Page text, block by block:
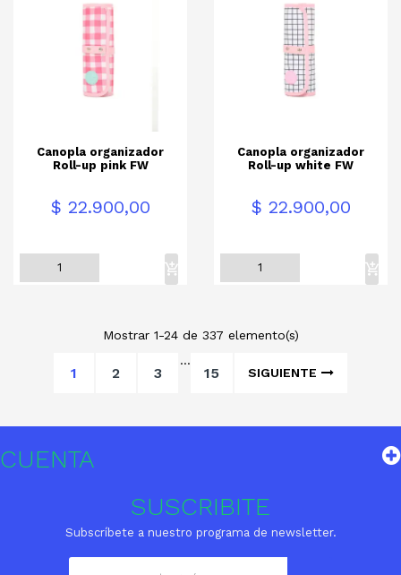
Canopla organizador
Roll-up pink FW
Precio$ 22.900,00
Canopla organizador
Roll-up white FW
Precio$ 22.900,00
Mostrar 1-24 de 337 elemento(s)
1 2 3
…
15 SIGUIENTE
CUENTA
SUSCRIBITE
Subscríbete a nuestro programa de newsletter.